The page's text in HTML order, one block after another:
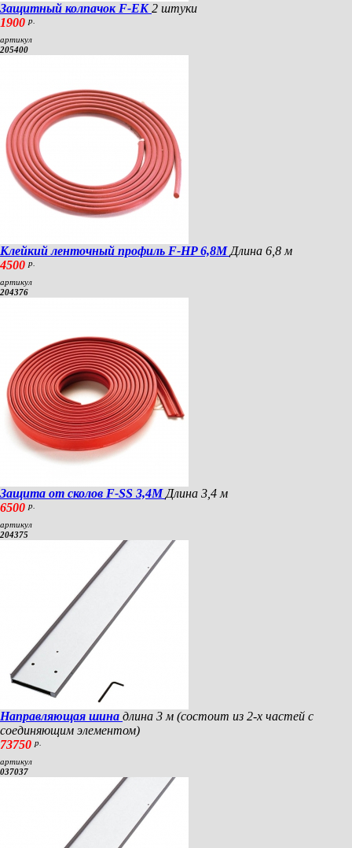
Защитный колпачок F-EK2 штуки
1900 р.
артикул
205400
Клейкий ленточный профиль F-HP 6,8M Длина 6,8 м
4500 р.
артикул
204376
Защита от сколов F-SS 3,4M Длина 3,4 м
6500 р.
артикул
204375
Направляющая шина длина 3 м (состоит из 2-х частей с
соединяющим элементом)
73750 р.
артикул
037037